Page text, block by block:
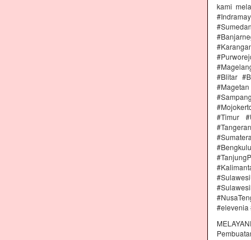
kami
#Blitar
#Timur
#elevenia